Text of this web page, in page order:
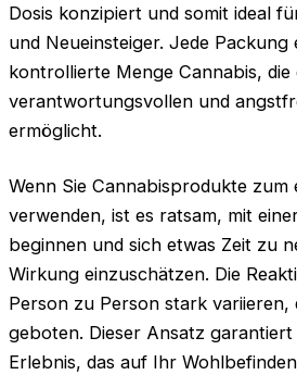
Dosis konzipiert und somit ideal
und Neueinsteiger. Jede Packung
kontrollierte Menge Cannabis, die
verantwortungsvollen und
ermöglicht.
Wenn Sie Cannabisprodukte zum
verwenden, ist es ratsam, mit
beginnen und sich etwas Zeit zu
Wirkung einzuschätzen. Die
Person zu Person stark variieren,
geboten. Dieser Ansatz garantiert
Erlebnis, das auf Ihr